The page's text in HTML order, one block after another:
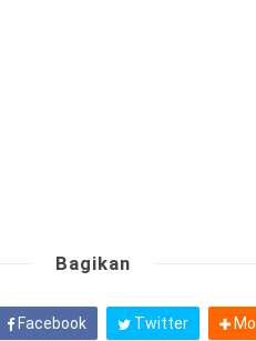
Bagikan
Facebook Twitter